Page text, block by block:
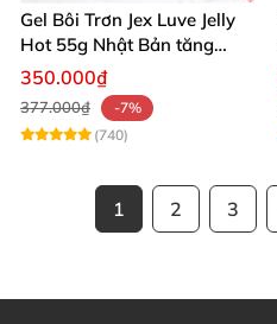
Gel Bôi Trơn Jex Luve Jelly
Hot 55g Nhật Bản tăng
khoái cảm nữ dễ sử dụng
350.000₫
377.000₫
-7%
(740)
1 2 3